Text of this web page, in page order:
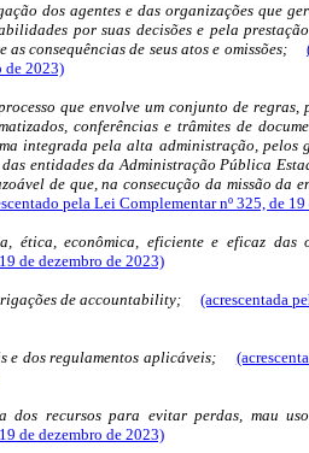
dos agentes e das organizações que
por suas decisões e pela
consequências de seus atos e omissões;
de 2023)
que envolve um conjunto de regras,
conferências e trâmites de
integrada pela alta administração, pelos
das entidades da Administração Pública
de que, na consecução da missão da
pela Lei Complementar nº 325, de
ética, econômica, eficiente e eficaz das
de dezembro de 2023)
de accountability;
(acrescentada
e dos regulamentos aplicáveis;
dos recursos para evitar perdas, mau
de dezembro de 2023)